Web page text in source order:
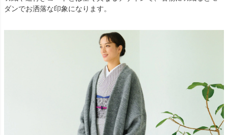
ダンでお洒落な印象になります。